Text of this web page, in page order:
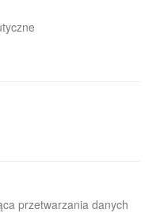
przetwarzania danych